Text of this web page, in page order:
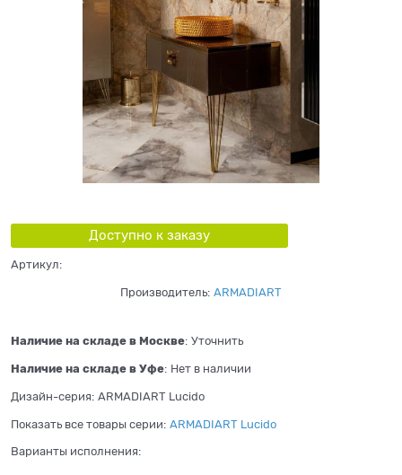
Доступно к заказу
Артикул:
Производитель: ARMADIART
Наличие на складе в Москве: Уточнить
Наличие на складе в Уфе: Нет в наличии
Дизайн-серия: ARMADIART Lucido
Показать все товары серии: ARMADIART Lucido
Варианты исполнения: